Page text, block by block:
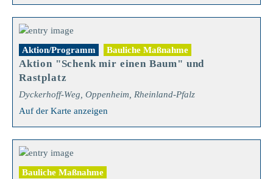
Aktion/Programm Bauliche Maßnahme
Aktion "Schenk mir einen Baum" und
Rastplatz
Dyckerhoff-Weg, Oppenheim, Rheinland-Pfalz
Auf der Karte anzeigen
Bauliche Maßnahme